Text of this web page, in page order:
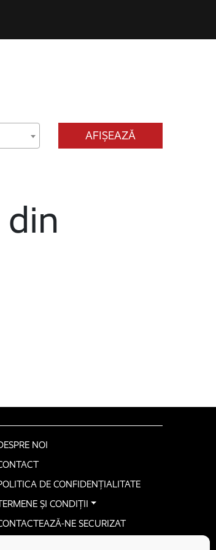
AFIȘEAZĂ
NOI
DE CONFIDENȚIALITATE
ȘI CONDIȚII
NE SECURIZAT